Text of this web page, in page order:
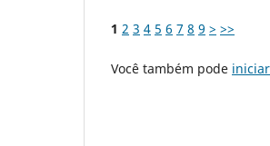
1 2 3 4 5 6 7 8 9 > >>
Você também pode